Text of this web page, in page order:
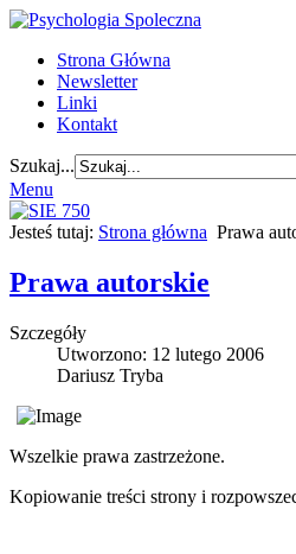
Strona Główna
Newsletter
Linki
Kontakt
Szukaj...
Menu
Jesteś tutaj: Strona główna Prawa
Prawa autorskie
Szczegóły
Utworzono: 12 lutego 2006
Dariusz Tryba
Wszelkie prawa zastrzeżone.
Kopiowanie treści strony i